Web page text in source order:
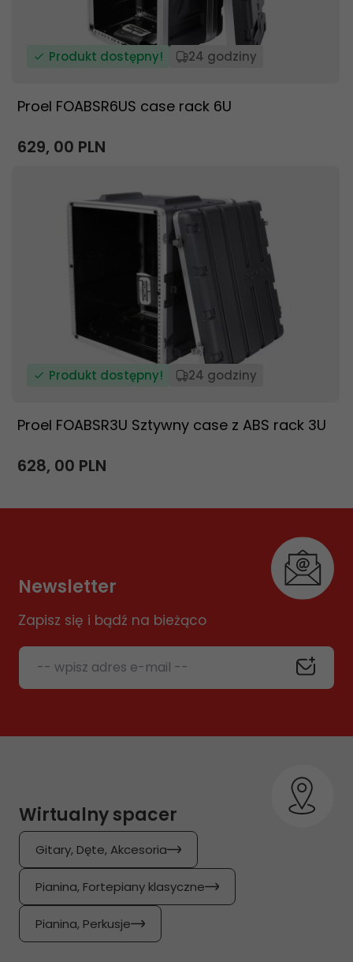
Produkt dostępny! 24 godziny
Proel FOABSR6US case rack 6U
629, 00 PLN
Produkt dostępny! 24 godziny
Proel FOABSR3U Sztywny case z ABS rack 3U
628, 00 PLN
Newsletter
Zapisz się i bądź na bieżąco
-- wpisz adres e-mail --
Wirtualny spacer
Gitary, Dęte, Akcesoria
Pianina, Fortepiany klasyczne
Pianina, Perkusje